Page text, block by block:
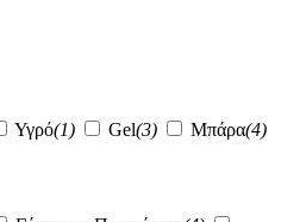
Υγρό(1) Gel(3) Μπάρα(4)